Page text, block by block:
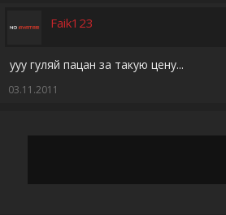
Faik123
ууу гуляй пацан за такую цену...
03.11.2011